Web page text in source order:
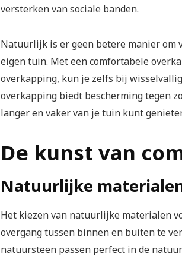
versterken van sociale banden.
Natuurlijk is er geen betere manier om
eigen tuin. Met een comfortabele
overkapping, kun je zelfs bij
overkapping biedt bescherming tegen
langer en vaker van je tuin kunt
De kunst van
Natuurlijke
Het kiezen van natuurlijke materialen
overgang tussen binnen en buiten te
natuursteen passen perfect in de